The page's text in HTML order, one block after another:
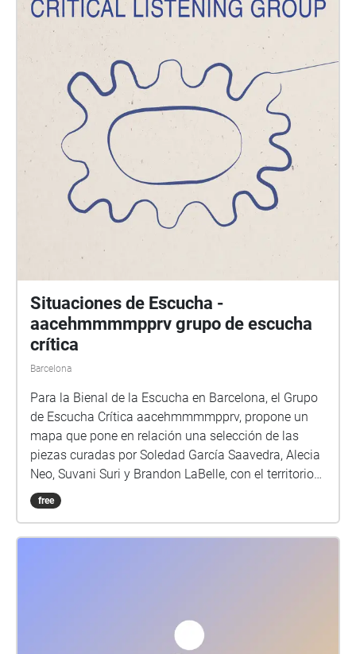
Situaciones de Escucha -
aacehmmmmpprv grupo de escucha
crítica
Barcelona
Para la Bienal de la Escucha en Barcelona, el Grupo
de Escucha Crítica aacehmmmmpprv, propone un
mapa que pone en relación una selección de las
piezas curadas por Soledad García Saavedra, Alecia
Neo, Suvani Suri y Brandon LaBelle, con el territorio
de la ciudad de Barcelona. A través de la aplicación
echoes.xyz se genera un mapa sonoro en línea,
uno de estos espacios a escuchar las piezas. En el
mapa las áreas están demarcadas y contienen la
free